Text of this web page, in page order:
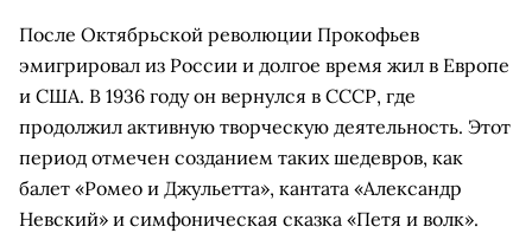
После Октябрьской революции Прокофьев
эмигрировал из России и долгое время жил в Европе
и США. В 1936 году он вернулся в СССР, где
продолжил активную творческую деятельность. Этот
период отмечен созданием таких шедевров, как
балет «Ромео и Джульетта», кантата «Александр
Невский» и симфоническая сказка «Петя и волк».